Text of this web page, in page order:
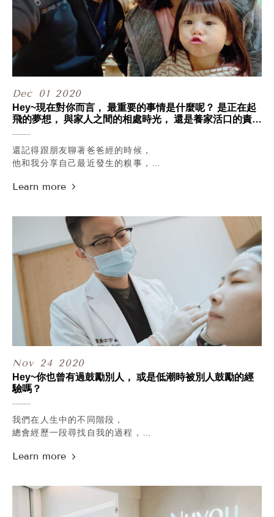
是不是要加強能量？這樣會不會很痛？
關於比較專業性的回答，可以先看這篇文章：
https://nuyoublog.com/thermage-anti-aging-before-
christmas/
.
至於疼痛的部分...
大部分都會詢問舒眠麻醉(///ω///)
有些朋友可能聽人家說，
電波很痛而一直不敢做，
或是自己很怕痛所以要求做舒眠麻醉，
其實四合一止痛法就很足夠了：
局部敷麻、口服止痛藥、止痛針，
當然還有最重要的、聊天止痛法！🤣🤣
.
這一覺睡下去可能會面臨到什麼麻醉的突發狀況。
這幾個月也有非常多很怕痛的朋友，
過去都是接受舒眠麻醉做電音波治療的，
在甯寓用四合一止痛法做完電音波療程後，
都說早知道可以這麼不痛，
當初就不會選擇風險比較高的舒眠麻醉了～
以上解釋完畢後，
那位女孩兒~~就放心的來了，
那天的她還聽見了特別版本的聖誕歌~~
所以她聽見的特別版本是我唱的(///ω///)
.
.
.
#貼心提醒 #診所採預約制
線上任意門：
http://www.ilovenuyou.com.tw/contact.php#p-contact
悄悄話專線：https://lin.ee/AOBUjqC
Dec 01 2020
Hey~現在對你而言， 最重要的事情是什麼呢？ 是正在起
飛的夢想， 與家人之間的相處時光， 還是養家活口的責
還記得跟朋友聊著爸爸經的時候，
他和我分享自己最近發生的糗事，
但等了老半天等不到人，
直到打回家問老婆，
才發現孩子早就小學畢業了在念國中。
只記得那時的我笑著說，
這是騙人的吧~~
怎麼可能會忘記自己小孩的年紀(/ω＼)
雖然嘴巴上這麼說著，
但心裡也有點害怕會成為錯過孩子成長的爸爸。
而回想自己在開診所前，
也是幾乎都花大把的時間在家人身上，
無論是出門走走或是南下回阿嬤家，
每天回家都只想待在沙發上，
週日時女兒好不容易見到爸爸，
卻也都只是在睡覺，
下午醒來一起吃頓晚餐，
明天又開啟相同的迴圈直到下個週末來臨。
.
來自今年不點上了幼稚園，
我們決定做一些改變，
沒辦法改變上班時間，
但可以選擇連假公休不營業，
Nov 24 2020
Hey~你也曾有過鼓勵別人， 或是低潮時被別人鼓勵的經
驗嗎？
我們在人生中的不同階段，
總會經歷一段尋找自我的過程，
考試考差，覺得是自己不夠努力，
開始懷疑自己不適合這個行業。
還記得前陣子有位女孩在諮詢時，